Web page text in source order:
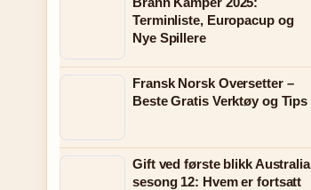
Terminliste, Europacup og
Nye Spillere
Fransk Norsk Oversetter –
Beste Gratis Verktøy og Tips
Gift ved første blikk Australia
sesong 12: Hvem er fortsatt